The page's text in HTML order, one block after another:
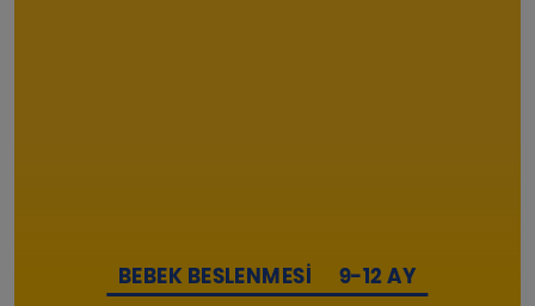
BEBEK BESLENMESI 9-12 AY